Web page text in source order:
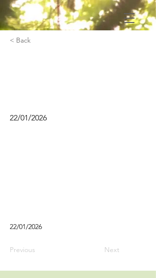
< Back
22/01/2026
22/01/2026
Previous Next